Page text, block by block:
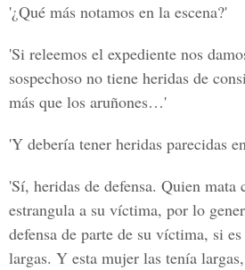
'¿Qué más notamos en la escena?'
'Si releemos el expediente nos
sospechoso no tiene heridas de
más que los aruñones…'
'Y debería tener heridas parecidas
'Sí, heridas de defensa. Quien
estrangula a su víctima, por lo
defensa de parte de su víctima, si
largas. Y esta mujer las tenía